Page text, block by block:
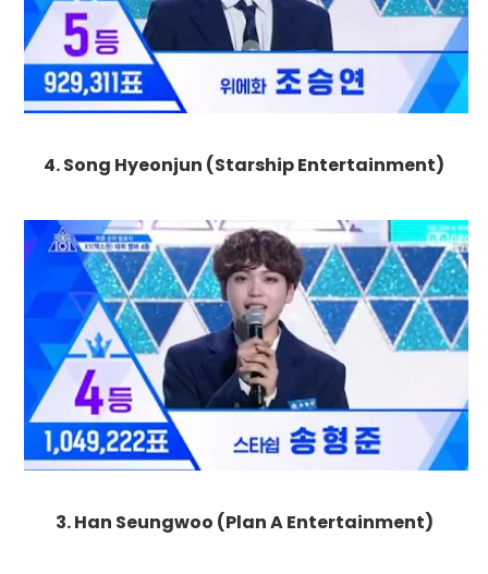
4. Song Hyeonjun (Starship Entertainment)
3. Han Seungwoo (Plan A Entertainment)